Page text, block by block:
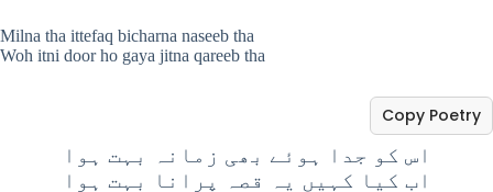
Milna tha ittefaq bicharna naseeb tha
Woh itni door ho gaya jitna qareeb tha
اس کو جدا ہوئے بھی زمانہ بہت ہوا
اب کیا کہیں یہ قصہ پرانا بہت ہوا
Copy Poetry